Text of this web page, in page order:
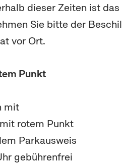
dieser Zeiten ist
Sie bitte der
vor Ort.
Punkt
mit
rotem Punkt
Parkausweis
gebührenfrei